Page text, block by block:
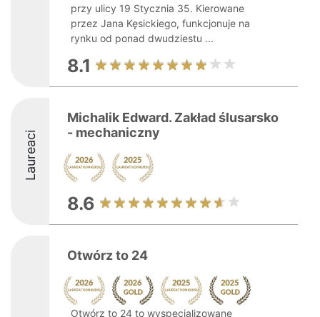
przy ulicy 19 Stycznia 35. Kierowane
przez Jana Kęsickiego, funkcjonuje na
rynku od ponad dwudziestu ...
8.1
Laureaci
Michalik Edward. Zakład ślusarsko
- mechaniczny
8.6
Otwórz to 24
Otwórz to 24 to wyspecjalizowane